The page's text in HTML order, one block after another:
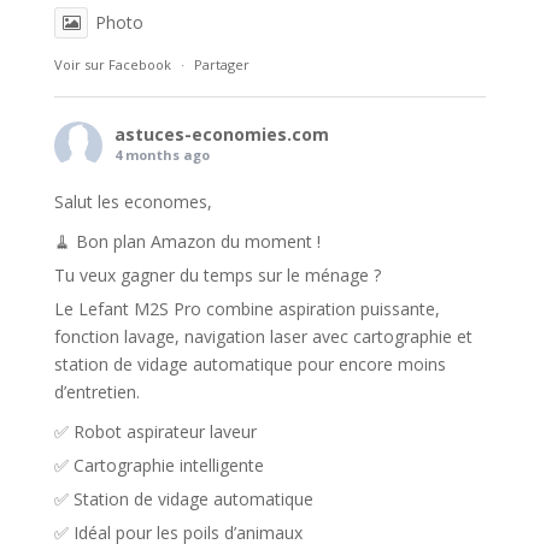
Photo
Voir sur Facebook · Partager
astuces-economies.com
4 months ago
Salut les economes,
🧹 Bon plan Amazon du moment !
Tu veux gagner du temps sur le ménage ?
Le Lefant M2S Pro combine aspiration puissante,
fonction lavage, navigation laser avec cartographie et
station de vidage automatique pour encore moins
d’entretien.
✅ Robot aspirateur laveur
✅ Cartographie intelligente
✅ Station de vidage automatique
✅ Idéal pour les poils d’animaux